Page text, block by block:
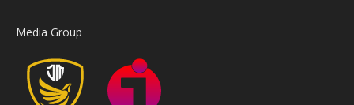
Media Group